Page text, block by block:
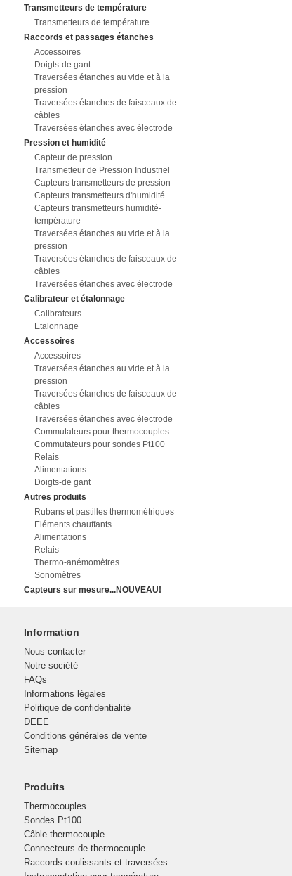
Transmetteurs de température
Transmetteurs de température
Raccords et passages étanches
Accessoires
Doigts-de gant
Traversées étanches au vide et à la
pression
Traversées étanches de faisceaux de
câbles
Traversées étanches avec électrode
Pression et humidité
Capteur de pression
Transmetteur de Pression Industriel
Capteurs transmetteurs de pression
Capteurs transmetteurs d'humidité
Capteurs transmetteurs humidité-
température
Traversées étanches au vide et à la
pression
Traversées étanches de faisceaux de
câbles
Traversées étanches avec électrode
Calibrateur et étalonnage
Calibrateurs
Etalonnage
Accessoires
Accessoires
Traversées étanches au vide et à la
pression
Traversées étanches de faisceaux de
câbles
Traversées étanches avec électrode
Commutateurs pour thermocouples
Commutateurs pour sondes Pt100
Relais
Alimentations
Doigts-de gant
Autres produits
Rubans et pastilles thermométriques
Eléments chauffants
Alimentations
Relais
Thermo-anémomètres
Sonomètres
Capteurs sur mesure...NOUVEAU!
Information
Nous contacter
Notre société
FAQs
Informations légales
Politique de confidentialité
DEEE
Conditions générales de vente
Sitemap
Produits
Thermocouples
Sondes Pt100
Câble thermocouple
Connecteurs de thermocouple
Raccords coulissants et traversées